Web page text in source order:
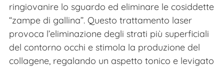
ringiovanire lo sguardo ed eliminare le cosiddette
“zampe di gallina”. Questo trattamento laser
provoca l’eliminazione degli strati più superficiali
del contorno occhi e stimola la produzione del
collagene, regalando un aspetto tonico e levigato